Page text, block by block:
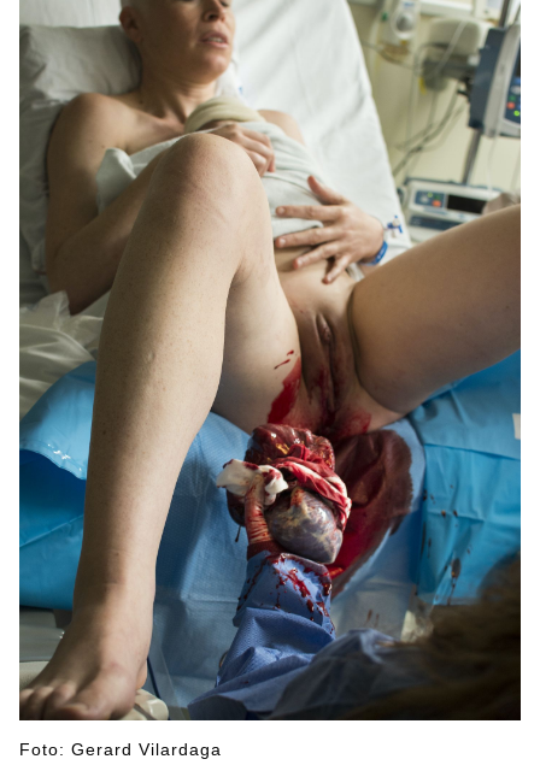
Foto: Gerard Vilardaga